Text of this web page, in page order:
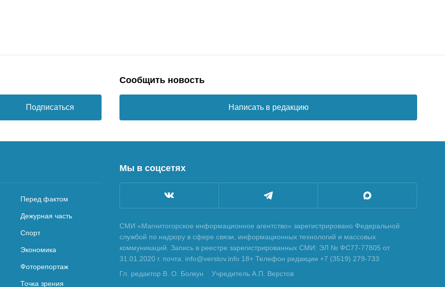
Подписаться
Сообщить новость
Написать в редакцию
Перед фактом
Дежурная часть
Спорт
Экономика
Фоторепортаж
Точка зрения
Мы в соцсетях
СМИ «Магнитогорское информационное агентство» зарегистрировано Федеральной
службой по надзору в сфере связи, информационных технологий и массовых
коммуникаций. Запись в реестре зарегистрированных СМИ: ЭЛ № ФС77-77805 от
31.01.2020 г. почта: info@verstov.info 18+ Телефон редакции +7 (3519) 279-733
Гл. редактор В. О. Болкун
Учредитель А.П. Верстов